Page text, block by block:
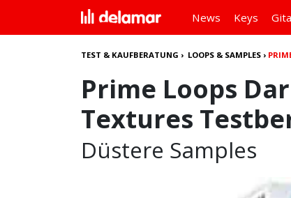
News Keys
TEST & KAUFBERATUNG › LOOPS & SAMPLES ›
Prime Loops
Textures
Düstere Samples